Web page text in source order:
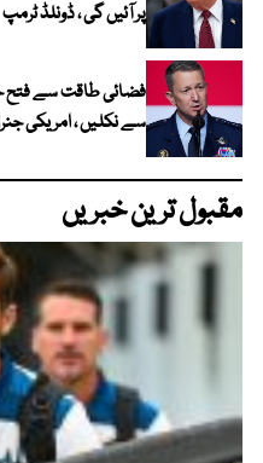
پر آئیں گی ، ڈونلڈ ٹرمپ
فضائی طاقت سے فتح
سے نکلیں ، امریکی
مقبول ترین خبریں